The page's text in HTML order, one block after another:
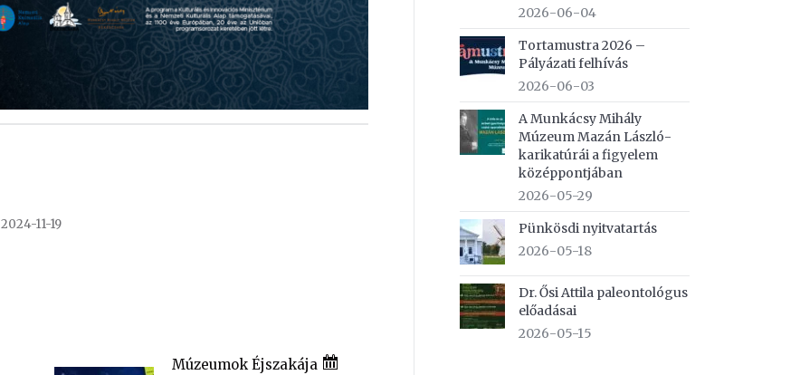
2024-11-19
Múzeumok Éjszakája
2026-06-04
Tortamustra 2026 –
Pályázati felhívás
2026-06-03
A Munkácsy Mihály
Múzeum Mazán László-
karikatúrái a figyelem
középpontjában
2026-05-29
Pünkösdi nyitvatartás
2026-05-18
Dr. Ősi Attila paleontológus
előadásai
2026-05-15